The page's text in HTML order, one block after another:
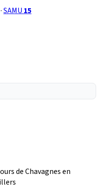
·SAMU 15
de Chavagnes en